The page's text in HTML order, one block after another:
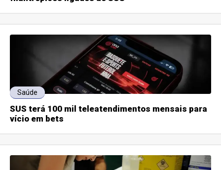
Saúde
SUS terá 100 mil teleatendimentos mensais para
vício em bets